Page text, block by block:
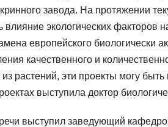
завода. На протяжении
влияние экологических
европейского биологически
качественного и
растений, эти проекты могу
выступила доктор
выступил заведующий